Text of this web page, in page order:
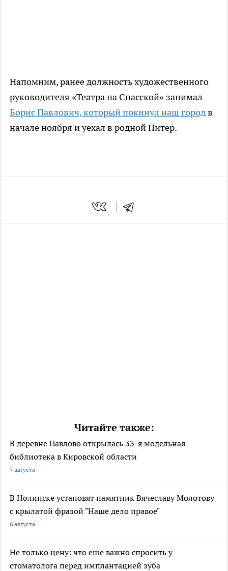
Напомним, ранее должность художественного
руководителя «Театра на Спасской» занимал
Борис Павлович, который покинул наш городв
начале ноября и уехал в родной Питер.
Читайте также:
В деревне Павлово открылась 33-я модельная
библиотека в Кировской области
7 августа
В Нолинске установят памятник Вячеславу Молотову
с крылатой фразой "Наше дело правое"
6 августа
Не только цену: что еще важно спросить у
стоматолога перед имплантацией зуба